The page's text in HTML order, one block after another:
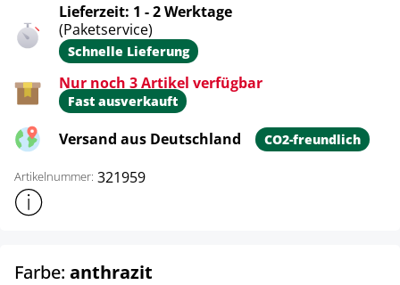
Lieferzeit: 1 - 2 Werktage
(Paketservice)
Schnelle Lieferung
Nur noch 3 Artikel verfügbar
Fast ausverkauft
Versand aus Deutschland CO2-freundlich
Artikelnummer: 321959
Weitere Produktinformationen anzeigen
Farbe: anthrazit